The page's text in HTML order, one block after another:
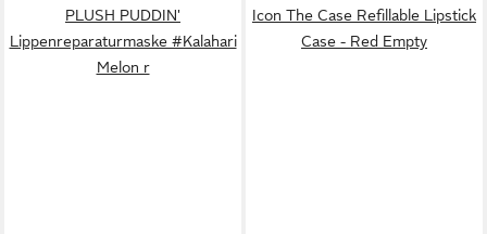
PLUSH PUDDIN'
Lippenreparaturmaske #Kalahari
Melon r
Icon The Case Refillable Lipstick
Case - Red Empty